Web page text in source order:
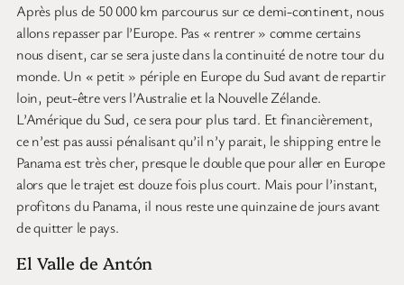
Après plus de 50 000 km parcourus sur ce demi-continent, nous
allons repasser par l’Europe. Pas « rentrer » comme certains
nous disent, car se sera juste dans la continuité de notre tour du
monde. Un « petit » périple en Europe du Sud avant de repartir
loin, peut-être vers l’Australie et la Nouvelle Zélande.
L’Amérique du Sud, ce sera pour plus tard. Et financièrement,
ce n’est pas aussi pénalisant qu’il n’y parait, le shipping entre le
Panama est très cher, presque le double que pour aller en Europe
alors que le trajet est douze fois plus court. Mais pour l’instant,
profitons du Panama, il nous reste une quinzaine de jours avant
de quitter le pays.
El Valle de Antón